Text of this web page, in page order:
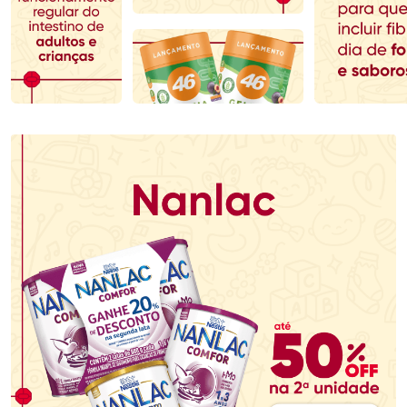
Comprar sem Desconto
Por R$ 80,99/cada
Comprar sem Desconto
Por R$ 80,99/cada
Comprar sem Desconto
Por R$ 76,48/cada
Comprar sem Desconto
Por R$ 76,48/cada